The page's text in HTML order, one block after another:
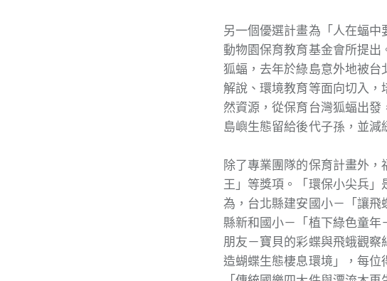
另一個優選計畫為「人在蝠
動物園保育教育基金會所提
狐蝠，去年於綠島意外地被
解說、環境教育等面向切入
然資源，從保育台灣狐蝠出
島嶼生態留給後代子孫，並減
除了專業團隊的保育計畫外
王」等獎項。「環保小尖兵
為，台北縣建安國小－「讓
縣新和國小－「植下綠色童
朋友－寶貝的彩蝶與飛蛾觀
造蝴蝶生態棲息環境」，每